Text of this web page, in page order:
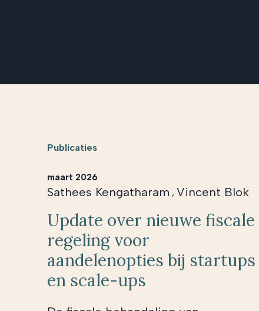
Publicaties
maart 2026
Sathees Kengatharam , Vincent Blok
Update over nieuwe fiscale
regeling voor
aandelenopties bij startups
en scale-ups